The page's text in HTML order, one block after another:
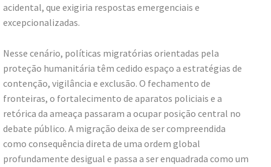
acidental, que exigiria respostas emergenciais e
excepcionalizadas.
Nesse cenário, políticas migratórias orientadas pela
proteção humanitária têm cedido espaço a estratégias de
contenção, vigilância e exclusão. O fechamento de
fronteiras, o fortalecimento de aparatos policiais e a
retórica da ameaça passaram a ocupar posição central no
debate público. A migração deixa de ser compreendida
como consequência direta de uma ordem global
profundamente desigual e passa a ser enquadrada como um